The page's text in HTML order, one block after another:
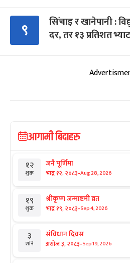
९
सिँचाइ र खानेपानी :
दर, तर १३ प्रतिशत
आगामी बिदाहरु
१२
शुक्र
जनै पूर्णिमा
भाद्र १२, २०८३-Aug 28, 2026
१९
शुक्र
श्रीकृष्ण जन्माष्टमी व्रत
भाद्र १९, २०८३-Sep 4, 2026
३
शनि
संविधान दिवस
असोज ३, २०८३-Sep 19, 2026